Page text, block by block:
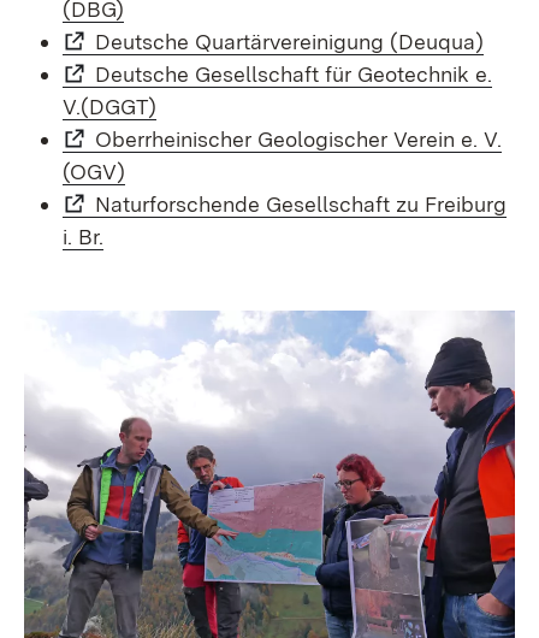
(DBG)
Deutsche Quartärvereinigung (Deuqua)
Deutsche Gesellschaft für Geotechnik e.
V.(DGGT)
Oberrheinischer Geologischer Verein e. V.
(OGV)
Naturforschende Gesellschaft zu Freiburg
i. Br.